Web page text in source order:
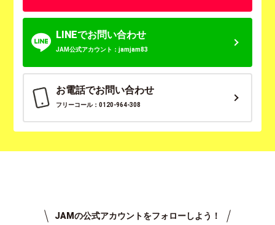
LINEでお問い合わせ
JAM公式アカウント：jamjam83
お電話でお問い合わせ
フリーコール：0120-964-308
JAMの公式アカウントをフォローしよう！